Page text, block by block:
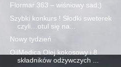
Flormar 363 – wiśniowy sad;)
Szybki konkurs ! Słodki sweterek
czyli…otul się na...
Nowy tydzień
OilMedica Olej kokosowy i 8
składników odżywczych ...